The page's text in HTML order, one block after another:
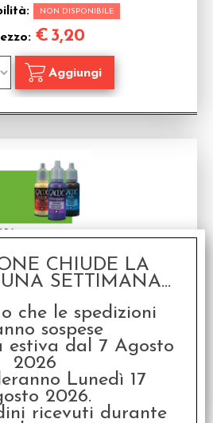
NON DISPONIBILE
€ 3,20
Color - Verde Fluo
acrilica Vallejo
NON DISPONIBILE
€3,20
CHIUDE LA
SETTIMANA...
che le spedizioni
sospese
estiva dal 7 Agosto
2026
Lunedì 17
2026.
ricevuti durante